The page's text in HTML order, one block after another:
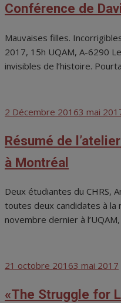
Conférence de
Mauvaises filles.
2017, 15h UQAM, A-6290
invisibles de l’histoire.
Posted
2 Décembre 20163 mai
Résumé de
à Montréal
Deux étudiantes du CHRS,
toutes deux candidates à la
novembre dernier à
Posted
21 octobre 20163 mai 2017
«The Struggle for